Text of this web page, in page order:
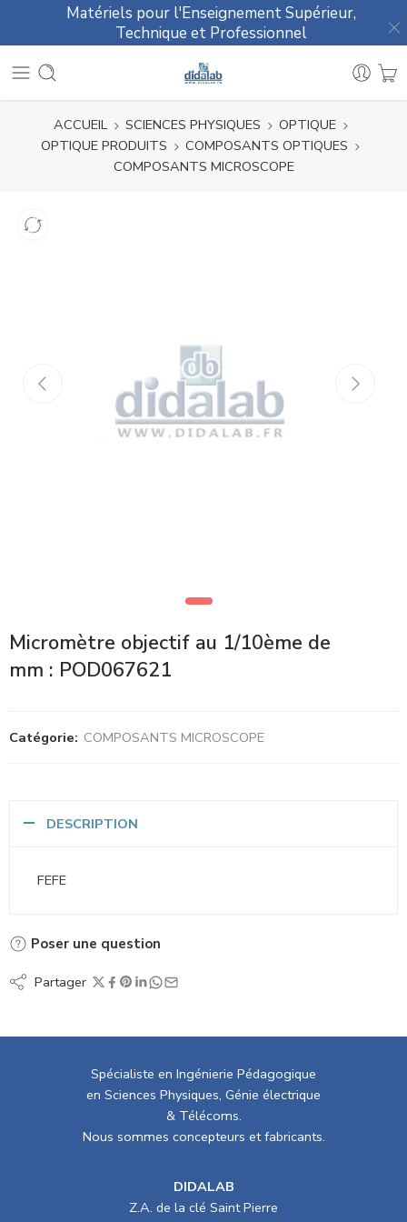
Matériels pour l'Enseignement Supérieur,
Technique et Professionnel
ACCUEIL SCIENCES PHYSIQUES
OPTIQUE
OPTIQUE PRODUITS
COMPOSANTS OPTIQUES
COMPOSANTS MICROSCOPE
Micromètre objectif au 1/10ème de
mm : POD067621
Catégorie: COMPOSANTS MICROSCOPE
DESCRIPTION
FEFE
Poser une question
Partager
Spécialiste en Ingénierie Pédagogique
en Sciences Physiques, Génie électrique
& Télécoms.
Nous sommes concepteurs et fabricants.
DIDALAB
Z.A. de la clé Saint Pierre